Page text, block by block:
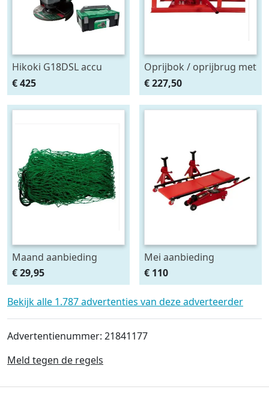
Hikoki G18DSL accu
haakse slijper (2x5Ah +
HSCII)
€ 425
Oprijbok / oprijbrug met
ingebouwde krik. set
2stuks
€ 227,50
Maand aanbieding
Afdeknet 4x2 mtr maas
4.5 x 4.5 cm
€ 29,95
Mei aanbieding
Monteursligkar+2 tons
krik + 2 assteunen
€ 110
Bekijk alle 1.787 advertenties van deze adverteerder
Advertentienummer: 21841177
Meld tegen de regels